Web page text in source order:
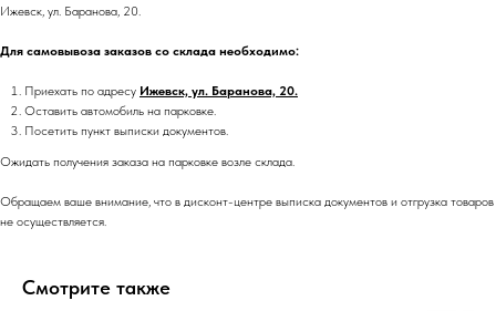
Ижевск, ул. Баранова, 20.
Для самовывоза заказов со склада необходимо:
Приехать по адресу Ижевск, ул. Баранова, 20.
Оставить автомобиль на парковке.
Посетить пункт выписки документов.
Ожидать получения заказа на парковке возле склада.
Обращаем ваше внимание, что в дисконт-центре выписка документов и отгрузка товаров
не осуществляется.
Смотрите также